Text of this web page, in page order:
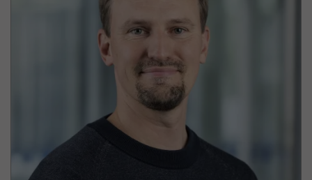
Dr. Steffen Martens
Toll Collect GmbH
Fachbereichsleitung „Kundenmanagement und
Abrechnung“